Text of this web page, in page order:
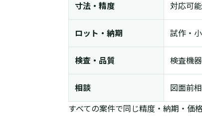
寸法・精度 対応可
ロット・納期 試作・
検査・品質 検査機
相談 図面前
すべての案件で同じ精度・納期・価